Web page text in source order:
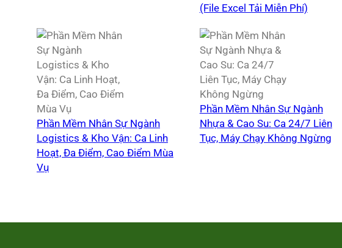
(File Excel Tải Miễn Phí)
Phần Mềm Nhân Sự Ngành
Logistics & Kho Vận: Ca Linh
Hoạt, Đa Điểm, Cao Điểm Mùa
Vụ
Phần Mềm Nhân Sự Ngành
Nhựa & Cao Su: Ca 24/7 Liên
Tục, Máy Chạy Không Ngừng